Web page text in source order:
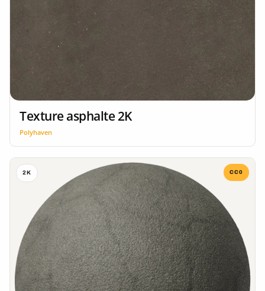
Texture asphalte 2K
Polyhaven
2K CC0